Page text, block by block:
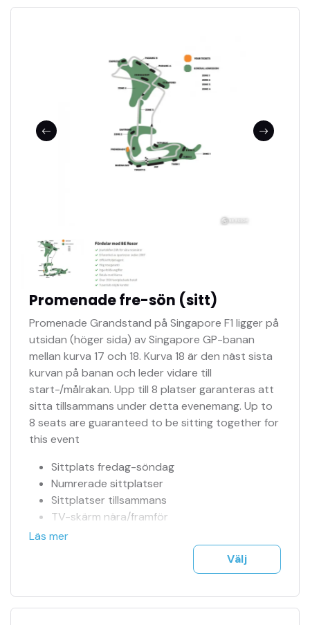
Promenade fre-sön (sitt)
Promenade Grandstand på Singapore F1 ligger på
utsidan (höger sida) av Singapore GP-banan
mellan kurva 17 och 18. Kurva 18 är den näst sista
kurvan på banan och leder vidare till
start-/målrakan. Upp till 8 platser garanteras att
sitta tillsammans under detta evenemang. Up to
8 seats are guaranteed to be sitting together for
this event
Sittplats fredag-söndag
Numrerade sittplatser
Sittplatser tillsammans
TV-skärm nära/framför
Officiell biljettagent
Träning, kval & tävling ingår
Läs mer
Välj